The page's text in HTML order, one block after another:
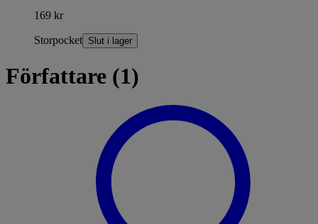
169 kr
Storpocket Slut i lager
Författare (1)